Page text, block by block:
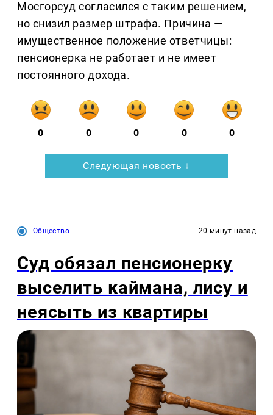
Мосгорсуд согласился с таким решением,
но снизил размер штрафа. Причина —
имущественное положение ответчицы:
пенсионерка не работает и не имеет
постоянного дохода.
0 0 0 0 0
Следующая новость ↓
Общество 20 минут назад
Суд обязал пенсионерку
выселить каймана, лису и
неясыть из квартиры